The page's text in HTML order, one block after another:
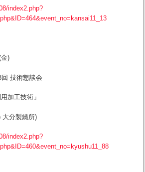
index2.php?
)
術懇談会
工技術」
分製鐵所)
index2.php?